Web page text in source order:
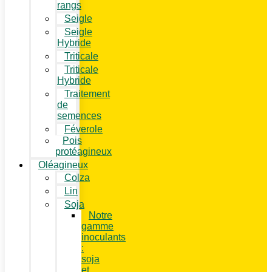
rangs
Seigle
Seigle
Hybride
Triticale
Triticale
Hybride
Traitement
de
semences
Féverole
Pois
protéagineux
Oléagineux
Colza
Lin
Soja
Notre
gamme
inoculants
:
soja
et